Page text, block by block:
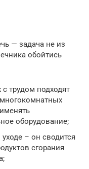
— задача не из
обойтись
трудом подходят
оборудование;
– он сводится
сгорания